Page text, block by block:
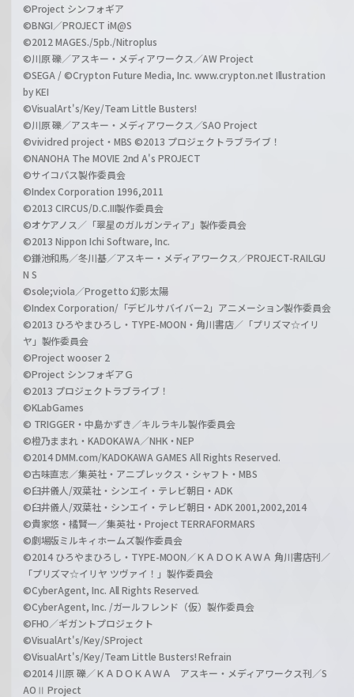
©Project シンフォギア
©BNGI／PROJECT iM@S
©2012 MAGES./5pb./Nitroplus
©川原 礫／アスキー・メディアワークス／AW Project
©SEGA / ©Crypton Future Media, Inc. www.crypton.net Illustration
by KEI
©VisualArt's/Key/Team Little Busters!
©川原 礫／アスキー・メディアワークス／SAO Project
©vividred project・MBS ©2013 プロジェクトラブライブ！
©NANOHA The MOVIE 2nd A's PROJECT
©サイコパス製作委員会
©Index Corporation 1996,2011
©2013 CIRCUS/D.C.III製作委員会
©オケアノス／「翠星のガルガンティア」製作委員会
©2013 Nippon Ichi Software, Inc.
©鎌池和馬／冬川基／アスキー・メディアワークス／PROJECT-RAILGU
N S
©sole;viola／Progetto 幻影太陽
©Index Corporation/「デビルサバイバー2」アニメーション製作委員会
©2013 ひろやまひろし・TYPE-MOON・角川書店／「プリズマ☆イリ
ヤ」製作委員会
©Project wooser 2
©Project シンフォギアＧ
©2013 プロジェクトラブライブ！
©KLabGames
© TRIGGER・中島かずき／キルラキル製作委員会
©橙乃ままれ・KADOKAWA／NHK・NEP
©2014 DMM.com/KADOKAWA GAMES All Rights Reserved.
©古味直志／集英社・アニプレックス・シャフト・MBS
©臼井儀人/双葉社・シンエイ・テレビ朝日・ADK
©臼井儀人/双葉社・シンエイ・テレビ朝日・ADK 2001,2002,2014
©貴家悠・橘賢一／集英社・Project TERRAFORMARS
©劇場版ミルキィホームズ製作委員会
©2014 ひろやまひろし・TYPE-MOON／ＫＡＤＯＫＡＷＡ 角川書店刊／
「プリズマ☆イリヤ ツヴァイ！」製作委員会
©CyberAgent, Inc. All Rights Reserved.
©CyberAgent, Inc. /ガールフレンド（仮）製作委員会
©FHO／ギガントプロジェクト
©VisualArt's/Key/SProject
©VisualArt's/Key/Team Little Busters! Refrain
©2014 川原 礫／ＫＡＤＯＫＡＷＡ アスキー・メディアワークス刊／S
AOⅡ Project